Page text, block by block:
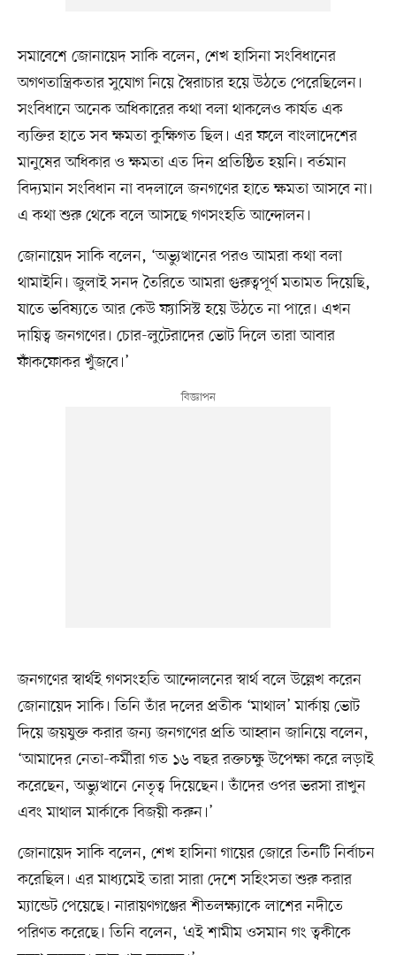
​সমাবেশে জোনায়েদ সাকি বলেন, শেখ হাসিনা সংবিধানের
অগণতান্ত্রিকতার সুযোগ নিয়ে স্বৈরাচার হয়ে উঠতে পেরেছিলেন।
সংবিধানে অনেক অধিকারের কথা বলা থাকলেও কার্যত এক
ব্যক্তির হাতে সব ক্ষমতা কুক্ষিগত ছিল। এর ফলে বাংলাদেশের
মানুষের অধিকার ও ক্ষমতা এত দিন প্রতিষ্ঠিত হয়নি। বর্তমান
বিদ্যমান সংবিধান না বদলালে জনগণের হাতে ক্ষমতা আসবে না।
এ কথা শুরু থেকে বলে আসছে গণসংহতি আন্দোলন।
জোনায়েদ সাকি বলেন, ‘অভ্যুত্থানের পরও আমরা কথা বলা
থামাইনি। জুলাই সনদ তৈরিতে আমরা গুরুত্বপূর্ণ মতামত দিয়েছি,
যাতে ভবিষ্যতে আর কেউ ফ্যাসিস্ট হয়ে উঠতে না পারে। এখন
দায়িত্ব জনগণের। চোর-লুটেরাদের ভোট দিলে তারা আবার
ফাঁকফোকর খুঁজবে।’
জনগণের স্বার্থই গণসংহতি আন্দোলনের স্বার্থ বলে উল্লেখ করেন
জোনায়েদ সাকি। তিনি তাঁর দলের প্রতীক ‘মাথাল’ মার্কায় ভোট
দিয়ে জয়যুক্ত করার জন্য জনগণের প্রতি আহ্বান জানিয়ে বলেন,
‘আমাদের নেতা-কর্মীরা গত ১৬ বছর রক্তচক্ষু উপেক্ষা করে লড়াই
করেছেন, অভ্যুত্থানে নেতৃত্ব দিয়েছেন। তাঁদের ওপর ভরসা রাখুন
এবং মাথাল মার্কাকে বিজয়ী করুন।’
জোনায়েদ সাকি বলেন, শেখ হাসিনা গায়ের জোরে তিনটি নির্বাচন
করেছিল। এর মাধ্যমেই তারা সারা দেশে সহিংসতা শুরু করার
ম্যান্ডেট পেয়েছে। নারায়ণগঞ্জের শীতলক্ষ্যাকে লাশের নদীতে
পরিণত করেছে। তিনি বলেন, ‘এই শামীম ওসমান গং ত্বকীকে